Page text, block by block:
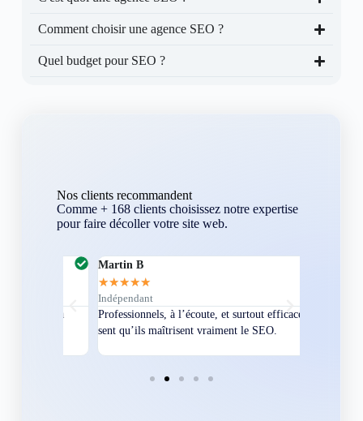
Comment choisir une agence SEO ?
Quel budget pour SEO ?
Nos clients recommandent
Comme + 168 clients choisissez notre expertise
pour faire décoller votre site web.
Martin B
★★
Indépendant
Professionnels, à l’écoute, et surtout efficaces. On
sent qu’ils maîtrisent vraiment le SEO.